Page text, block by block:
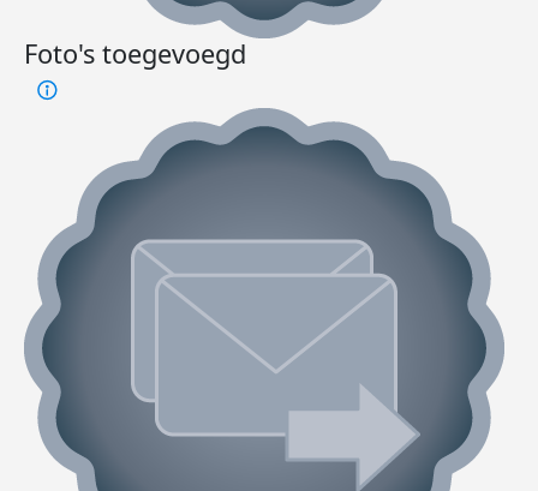
Foto's toegevoegd